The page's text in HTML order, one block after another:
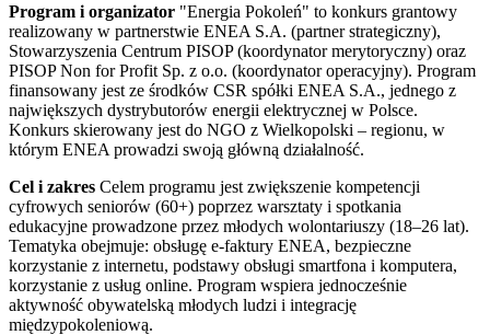
Program i organizator "Energia Pokoleń" to konkurs grantowy
realizowany w partnerstwie ENEA S.A. (partner strategiczny),
Stowarzyszenia Centrum PISOP (koordynator merytoryczny) oraz
PISOP Non for Profit Sp. z o.o. (koordynator operacyjny). Program
finansowany jest ze środków CSR spółki ENEA S.A., jednego z
największych dystrybutorów energii elektrycznej w Polsce.
Konkurs skierowany jest do NGO z Wielkopolski – regionu, w
którym ENEA prowadzi swoją główną działalność.
Cel i zakres Celem programu jest zwiększenie kompetencji
cyfrowych seniorów (60+) poprzez warsztaty i spotkania
edukacyjne prowadzone przez młodych wolontariuszy (18–26 lat).
Tematyka obejmuje: obsługę e-faktury ENEA, bezpieczne
korzystanie z internetu, podstawy obsługi smartfona i komputera,
korzystanie z usług online. Program wspiera jednocześnie
aktywność obywatelską młodych ludzi i integrację
międzypokoleniową.